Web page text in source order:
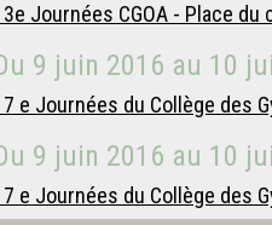
Journées CGOA - Place
9 juin 2016 au 10
e Journées du Collège des
9 juin 2016 au 10
e Journées du Collège des